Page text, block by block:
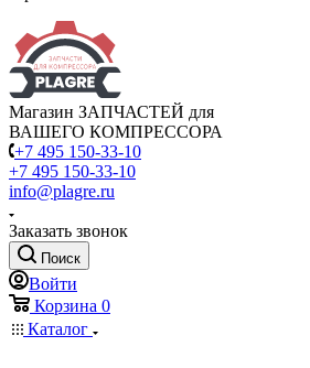
Магазин ЗАПЧАСТЕЙ для
ВАШЕГО КОМПРЕССОРА
+7 495 150-33-10
+7 495 150-33-10
info@plagre.ru
Заказать звонок
Поиск
Войти
Корзина 0
Каталог